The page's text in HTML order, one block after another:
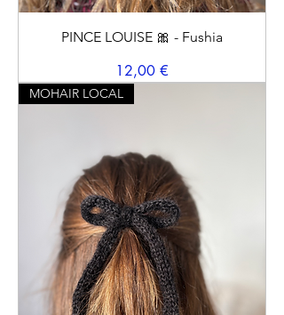
PINCE LOUISE 🎀 - Fushia
Prix
12,00 €
MOHAIR LOCAL